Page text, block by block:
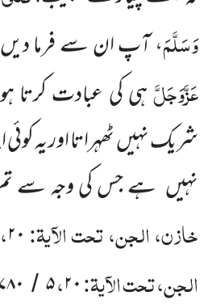
وَسَلَّمَ، آپ ان سے فرما
عَزَّوَجَلَّہی کی عبادت کرتا
شریک نہیںٹھہراتااور یہ
نہیں ہے جس کی وجہ سے
خازن، الجن، تحت الآیۃ:۲۰
الجن، تحت الآیۃ:۲۰،۵ /